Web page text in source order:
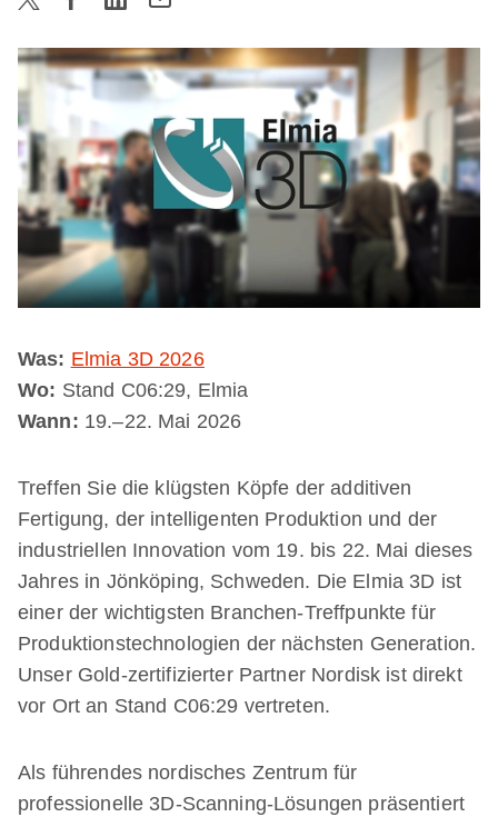
Was: Elmia 3D 2026
Wo: Stand C06:29, Elmia
Wann: 19.–22. Mai 2026
Treffen Sie die klügsten Köpfe der additiven
Fertigung, der intelligenten Produktion und der
industriellen Innovation vom 19. bis 22. Mai dieses
Jahres in Jönköping, Schweden. Die Elmia 3D ist
einer der wichtigsten Branchen-Treffpunkte für
Produktionstechnologien der nächsten Generation.
Unser Gold-zertifizierter Partner Nordisk ist direkt
vor Ort an Stand C06:29 vertreten.
Als führendes nordisches Zentrum für
professionelle 3D-Scanning-Lösungen präsentiert